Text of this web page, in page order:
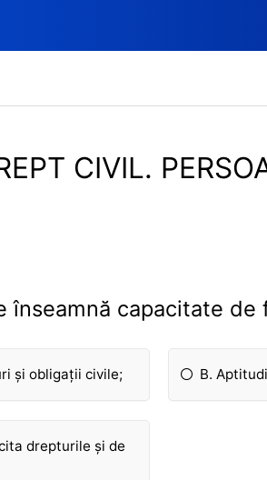
CIVIL.
înseamnă capacitate de
și obligații civile; B.
drepturile și de